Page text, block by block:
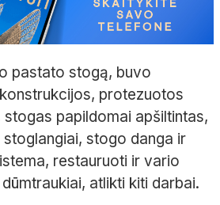
pastato stogą, buvo
protezuotos
papildomai apšiltintas,
stogo danga ir
restauruoti ir vario
atlikti kiti darbai.